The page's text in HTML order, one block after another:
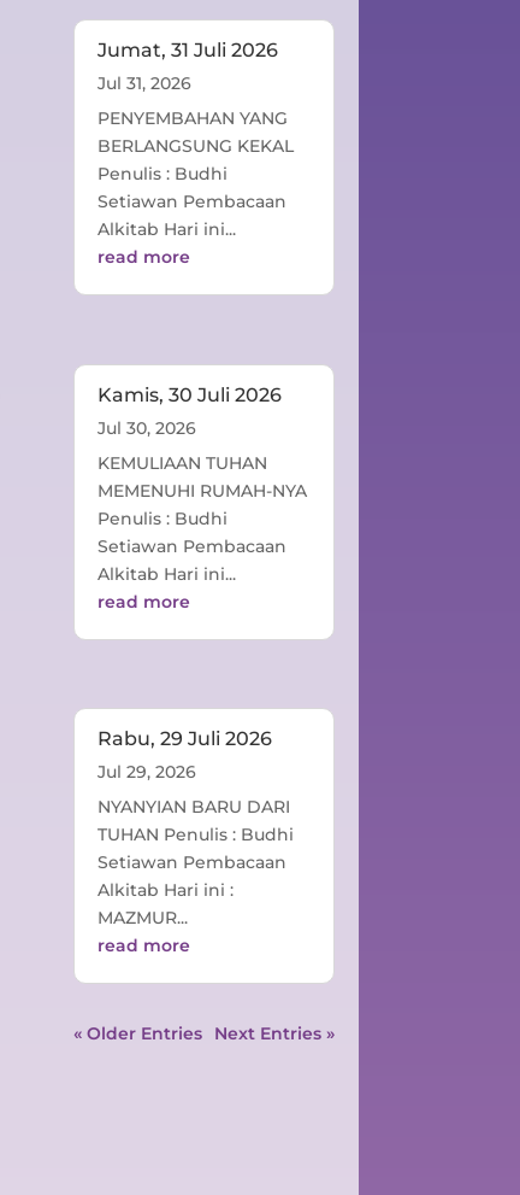
Jumat, 31 Juli 2026
Jul 31, 2026
PENYEMBAHAN YANG
BERLANGSUNG KEKAL
Penulis : Budhi
Setiawan Pembacaan
Alkitab Hari ini...
read more
Kamis, 30 Juli 2026
Jul 30, 2026
KEMULIAAN TUHAN
MEMENUHI RUMAH-NYA
Penulis : Budhi
Setiawan Pembacaan
Alkitab Hari ini...
read more
Rabu, 29 Juli 2026
Jul 29, 2026
NYANYIAN BARU DARI
TUHAN Penulis : Budhi
Setiawan Pembacaan
Alkitab Hari ini :
MAZMUR...
read more
« Older Entries Next Entries »